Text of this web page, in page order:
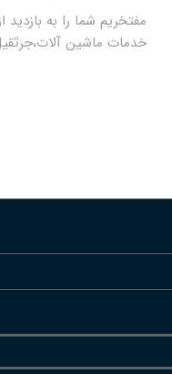
مفتخریم شما را به بازدید
خدمات ماشین